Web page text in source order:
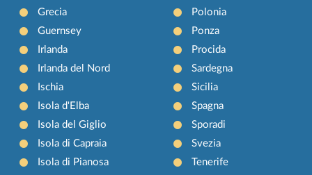
Grecia
Guernsey
Irlanda
Irlanda del Nord
Ischia
Isola d'Elba
Isola del Giglio
Isola di Capraia
Isola di Pianosa
Polonia
Ponza
Procida
Sardegna
Sicilia
Spagna
Sporadi
Svezia
Tenerife